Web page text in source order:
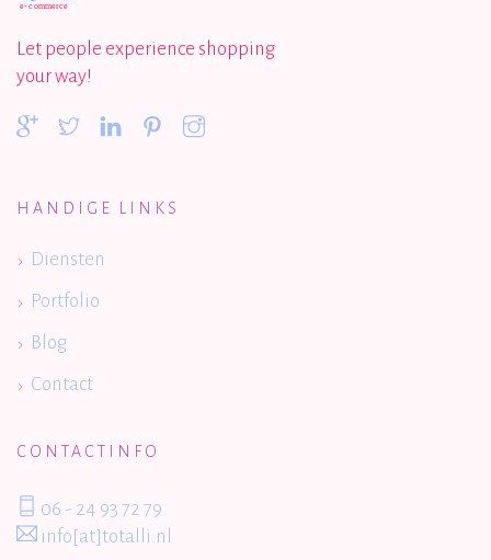
Let people experience shopping
your way!
HANDIGE LINKS
Diensten
Portfolio
Blog
Contact
CONTACTINFO
06 - 24 93 72 79
info[at]totalli.nl